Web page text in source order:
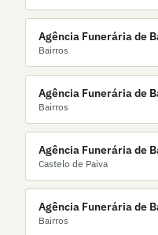
Agência Funerária de
Bairros
Agência Funerária de
Unipessoal Lda.
Bairros
Agência Funerária de
Castelo de Paiva
Agência Funerária de
Bairros